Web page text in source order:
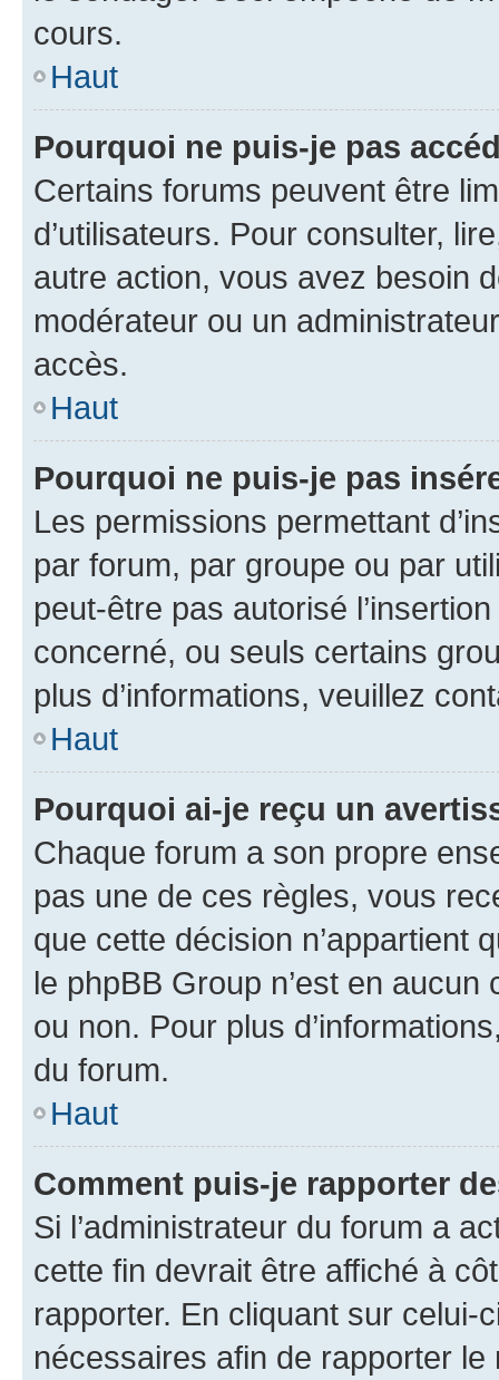
cours.
Haut
Pourquoi ne puis-je pas
Certains forums peuvent être
d’utilisateurs. Pour consulter,
autre action, vous avez besoin
modérateur ou un
accès.
Haut
Pourquoi ne puis-je pas
Les permissions permettant
par forum, par groupe ou par
peut-être pas autorisé
concerné, ou seuls certains
plus d’informations, veuillez
Haut
Pourquoi ai-je reçu un
Chaque forum a son propre
pas une de ces règles, vous
que cette décision n’appartient
le phpBB Group n’est en
ou non. Pour plus
du forum.
Haut
Comment puis-je rapporter
Si l’administrateur du forum a
cette fin devrait être affiché à
rapporter. En cliquant sur
nécessaires afin de rapporter le